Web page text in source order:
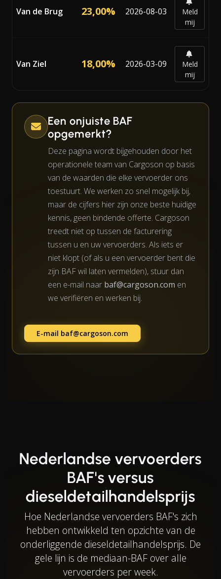
Van de Brug 23,00% 2026-08-03
Meld
mij
Van Ziel 18,00% 2026-03-09
Meld
mij
Een onjuiste BAF
opgemerkt?
Deze pagina wordt bijgehouden door het
operationele team van Cargoson op basis
van de waarden die elke vervoerder ons
toestuurt. We werken zo snel mogelijk bij,
maar de cijfers hier zijn onze beste huidige
kennis, geen bindende offerte. Cargoson
treedt niet op tussen de facturering
tussen u en uw vervoerders. Als iets er
niet klopt (of als u een vervoerder bent die
zijn BAF wil laten vermelden), stuur dan
een e-mail naar baf@cargoson.com en
we verifiëren en werken bij.
E-mail baf@cargoson.com
Nederlandse vervoerders
BAF's versus
dieseldetailhandelsprijs
Hoe Nederlandse vervoerders BAF's zich
hebben ontwikkeld ten opzichte van de
onderliggende dieseldetailhandelsprijs. De
gele lijn is de mediaan-BAF over alle
vervoerders per week.